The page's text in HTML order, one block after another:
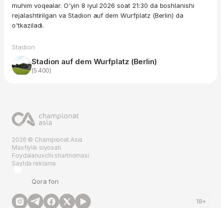
muhim voqealar. O'yin 8 iyul 2026 soat 21:30 da boshlanishi
rejalashtirilgan va Stadion auf dem Wurfplatz (Berlin) da
o'tkaziladi.
Stadion
Stadion auf dem Wurfplatz (Berlin)
(5 400)
2026 © Championat.Asia
Maxfiylik siyosati
Foydalanuvchi shartnomasi
Saytda reklama
Qora fon
18+